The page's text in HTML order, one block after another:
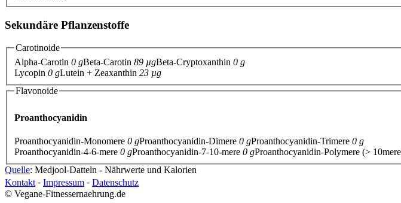
Sekundäre Pflanzenstoffe
Carotinoide
Alpha-Carotin 0 gBeta-Carotin 89 µgBeta-Cryptoxanthin 0 g
Lycopin 0 gLutein + Zeaxanthin 23 µg
Flavonoide
Proanthocyanidin
Proanthocyanidin-Monomere 0 gProanthocyanidin-Dimere 0 gProanthocyanidin-Trimere 0 g
Proanthocyanidin-4-6-mere 0 gProanthocyanidin-7-10-mere 0 gProanthocyanidin-Polymere (>
Quelle: Medjool-Datteln - Nährwerte und Kalorien
Kontakt ⁃ Impressum ⁃ Datenschutz
© Vegane-Fitnessernaehrung.de